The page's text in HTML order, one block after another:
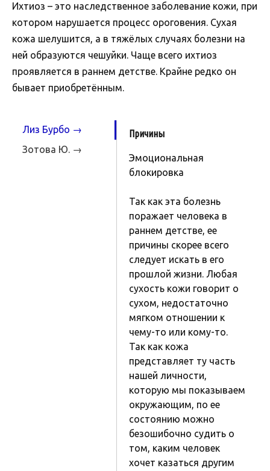
Ихтиоз – это наследственное заболевание кожи, при
котором нарушается процесс ороговения. Сухая
кожа шелушится, а в тяжёлых случаях болезни на
ней образуются чешуйки. Чаще всего ихтиоз
проявляется в раннем детстве. Крайне редко он
бывает приобретённым.
Лиз Бурбо →
Зотова Ю. →
Причины
Эмоциональная
блокировка
Так как эта болезнь
поражает человека в
раннем детстве, ее
причины скорее всего
следует искать в его
прошлой жизни. Любая
сухость кожи говорит о
сухом, недостаточно
мягком отношении к
чему-то или кому-то.
Так как кожа
представляет ту часть
нашей личности,
которую мы показываем
окружающим, по ее
состоянию можно
безошибочно судить о
том, каким человек
хочет казаться другим